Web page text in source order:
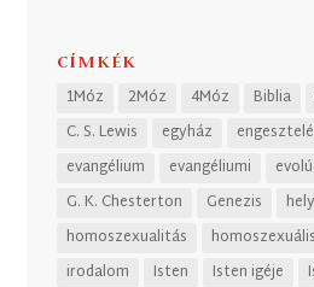
CÍMKÉK
1Móz 2Móz 4Móz Biblia
C. S. Lewis
egyház
evangélium
evangéliumi
G. K. Chesterton
Genezis
homoszexualitás
homoszexuális
irodalom
Isten Isten igéje